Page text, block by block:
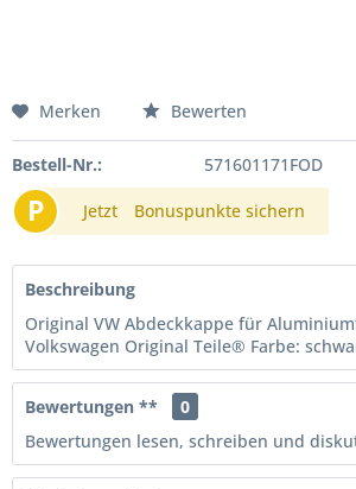
Merken Bewerten
Bestell-Nr.: 571601171FOD
P Jetzt Bonuspunkte sichern
Beschreibung
Original VW Abdeckkappe für
Volkswagen Original Teile® Farbe:
Bewertungen **
0
Bewertungen lesen, schreiben und